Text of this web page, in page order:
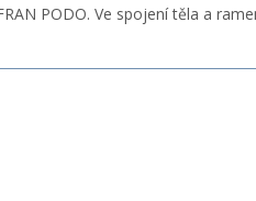
PODO. Ve spojení těla a